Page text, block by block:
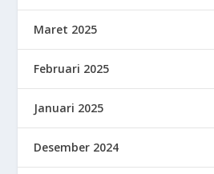
Maret 2025
Februari 2025
Januari 2025
Desember 2024